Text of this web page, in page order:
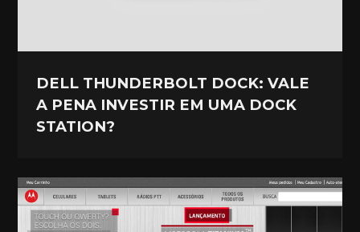
DELL THUNDERBOLT DOCK: VALE
A PENA INVESTIR EM UMA DOCK
STATION?